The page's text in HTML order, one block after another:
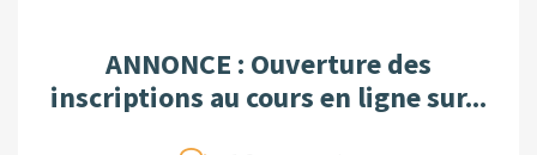
ANNONCE : Ouverture des
inscriptions au cours en ligne sur...